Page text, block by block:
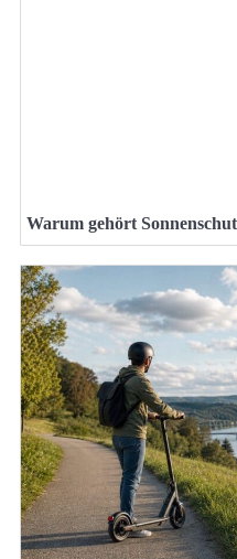
Warum gehört